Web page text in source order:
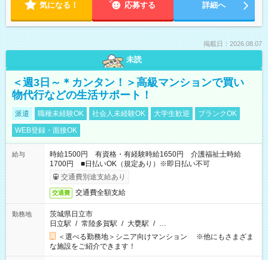
気になる！ 応募する 詳細へ
掲載日：2026.08.07
未読
＜週3日～＊カンタン！＞高級マンションで買い
物代行などの生活サポート！
派遣 職種未経験OK 社会人未経験OK 大学生歓迎
ブランクOK
WEB登録・面接OK
給与
時給1500円 有資格・有経験時給1650円 介護福祉士時給
1700円 ■日払いOK（規定あり）※即日払い不可
交通費別途支給あり
交通費 交通費全額支給
勤務地
茨城県日立市
日立駅 / 常陸多賀駅 / 大甕駅 / …
＜選べる勤務地＞シニア向けマンション ※他にもさまざま
な施設をご紹介できます！